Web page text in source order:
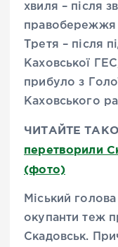
хвиля – після
правобережжя
Третя – після
Каховської
прибуло з
Каховського
ЧИТАЙТЕ
перетворили
(фото)
Міський
окупанти теж
Скадовськ.